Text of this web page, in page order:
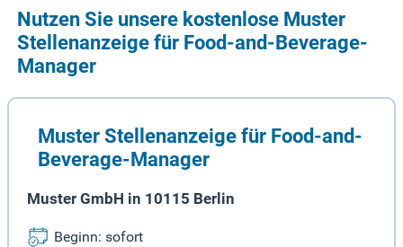
Nutzen Sie unsere kostenlose Muster
Stellenanzeige für Food-and-Beverage-
Manager
Muster Stellenanzeige für Food-and-
Beverage-Manager
Muster GmbH in 10115 Berlin
Beginn: sofort